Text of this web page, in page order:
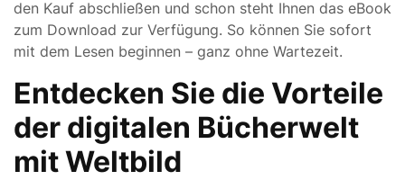
den Kauf abschließen und schon steht Ihnen das eBook
zum Download zur Verfügung. So können Sie sofort
mit dem Lesen beginnen – ganz ohne Wartezeit.
Entdecken Sie die Vorteile
der digitalen Bücherwelt
mit Weltbild